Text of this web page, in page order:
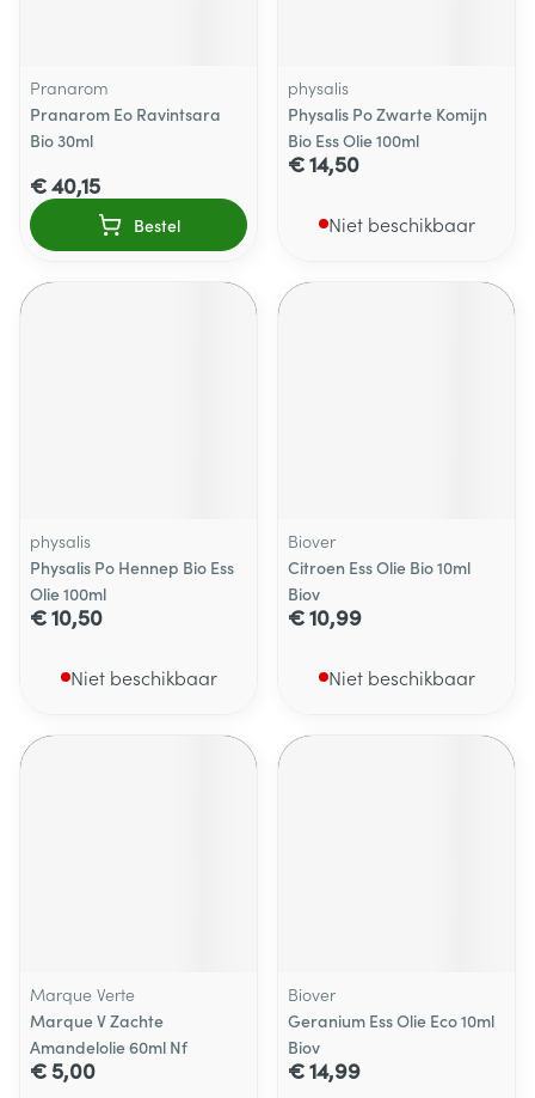
Pranarom
Pranarom Eo Ravintsara
Bio 30ml
€ 40,15
Bestel
physalis
Physalis Po Zwarte Komijn
Bio Ess Olie 100ml
€ 14,50
Niet beschikbaar
physalis
Physalis Po Hennep Bio Ess
Olie 100ml
€ 10,50
Niet beschikbaar
Biover
Citroen Ess Olie Bio 10ml
Biov
€ 10,99
Niet beschikbaar
Marque Verte
Marque V Zachte
Amandelolie 60ml Nf
€ 5,00
Biover
Geranium Ess Olie Eco 10ml
Biov
€ 14,99